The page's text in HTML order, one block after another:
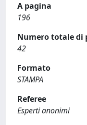
A pagina
196
Numero totale di
42
Formato
STAMPA
Referee
Esperti anonimi